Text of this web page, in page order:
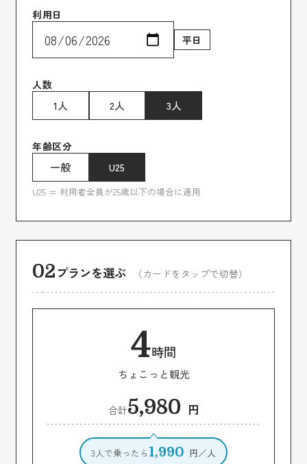
利用日
平日
人数
1人 2人 3人
年齢区分
一般 U25
U25 = 利用者全員が25歳以下の場合に適用
02 プランを選ぶ （カードをタップで切替）
4時間
ちょこっと観光
合計5,980 円
3人で乗ったら 1,990 円／人